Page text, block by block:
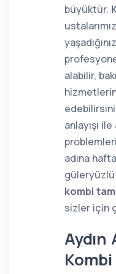
büyüktür.
alabilir,
anlayışı
adına
güleryüzlü
kombi
sizler için
Aydın